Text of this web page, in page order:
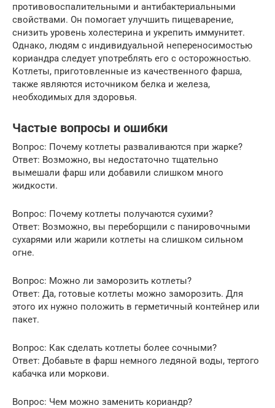
противовоспалительными и антибактериальными
свойствами. Он помогает улучшить пищеварение,
снизить уровень холестерина и укрепить иммунитет.
Однако, людям с индивидуальной непереносимостью
кориандра следует употреблять его с осторожностью.
Котлеты, приготовленные из качественного фарша,
также являются источником белка и железа,
необходимых для здоровья.
Частые вопросы и ошибки
Вопрос: Почему котлеты разваливаются при жарке?
Ответ: Возможно, вы недостаточно тщательно
вымешали фарш или добавили слишком много
жидкости.
Вопрос: Почему котлеты получаются сухими?
Ответ: Возможно, вы переборщили с панировочными
сухарями или жарили котлеты на слишком сильном
огне.
Вопрос: Можно ли заморозить котлеты?
Ответ: Да, готовые котлеты можно заморозить. Для
этого их нужно положить в герметичный контейнер или
пакет.
Вопрос: Как сделать котлеты более сочными?
Ответ: Добавьте в фарш немного ледяной воды, тертого
кабачка или моркови.
Вопрос: Чем можно заменить кориандр?